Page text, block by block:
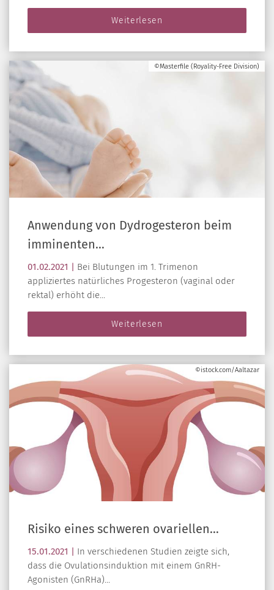
Weiterlesen
Anwendung von Dydrogesteron beim
imminenten…
01.02.2021 | Bei Blutungen im 1. Trimenon
appliziertes natürliches Progesteron (vaginal oder
rektal) erhöht die...
Weiterlesen
©Masterfile (Royality-Free Division)
Risiko eines schweren ovariellen…
15.01.2021 | In verschiedenen Studien zeigte sich,
dass die Ovulationsinduktion mit einem GnRH-
Agonisten (GnRHa)...
©istock.com/Aaltazar